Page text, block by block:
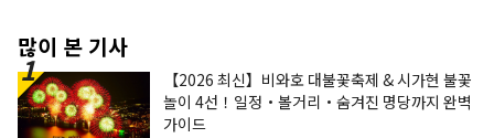
많이 본 기사
【2026 최신】비와호 대불꽃축제 & 시가현 불꽃
놀이 4선！일정・볼거리・숨겨진 명당까지 완벽
가이드